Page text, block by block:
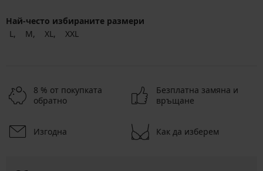
Най-често избираните размери
L
M XL XXL
8 % от покупката
обратно
Безплатна замяна и
връщане
Изгодна Как да изберем